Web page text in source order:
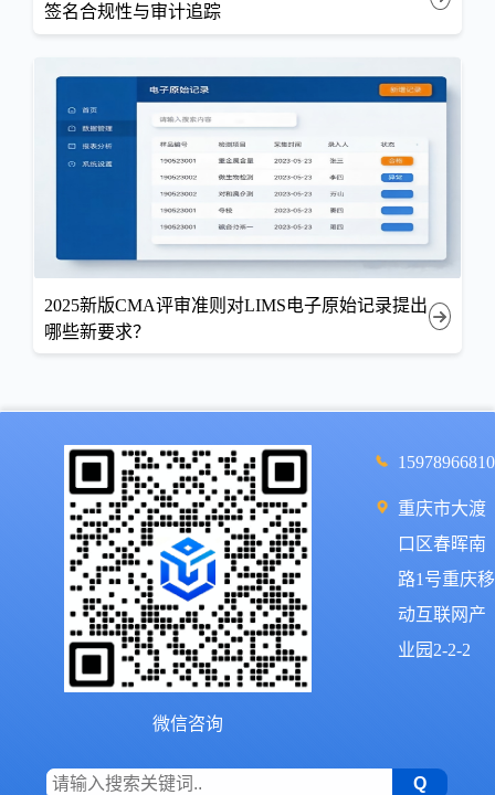
签名合规性与审计追踪
2025新版CMA评审准则对LIMS电子原始记录提出
哪些新要求？
微信咨询
15978966810
重庆市大渡
口区春晖南
路1号重庆移
动互联网产
业园2-2-2